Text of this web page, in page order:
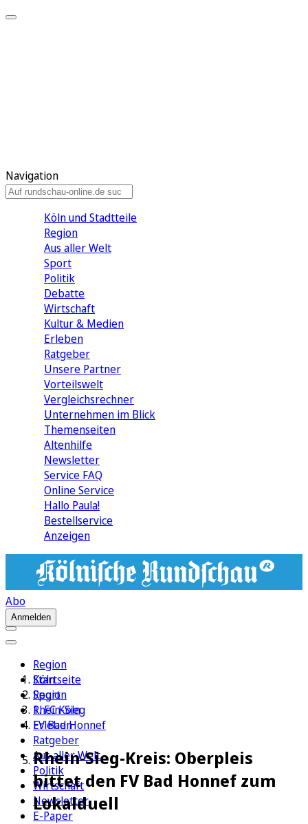
Navigation
Köln und Stadtteile
Region
Aus aller Welt
Sport
Politik
Debatte
Wirtschaft
Kultur & Medien
Erleben
Ratgeber
Unsere Partner
Vorteilswelt
Vergleichsrechner
Unternehmen im Blick
Themenseiten
Altenhilfe
Newsletter
Service FAQ
Online Service
Hallo Paula!
Bestellservice
Anzeigen
Abo
Anmelden
Region
Köln
Sport
1. FC Köln
Erleben
Ratgeber
Aus aller Welt
Politik
Wirtschaft
Newsletter
E-Paper
Startseite
Region
Rhein-Sieg
FV Bad Honnef
Rhein-Sieg-Kreis: Oberpleis
bittet den FV Bad Honnef zum
Lokalduell